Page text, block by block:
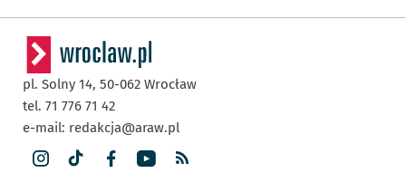
pl. Solny 14, 50-062 Wrocław
tel. 71 776 71 42
e-mail: redakcja@araw.pl